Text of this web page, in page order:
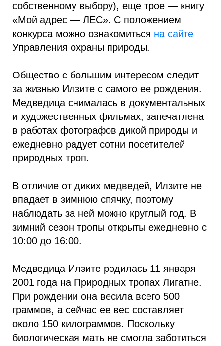
собственному выбору), еще трое — книгу
«Мой адрес — ЛЕС». С положением
конкурса можно ознакомиться на сайте
Управления охраны природы.
Общество с большим интересом следит
за жизнью Илзите с самого ее рождения.
Медведица снималась в документальных
и художественных фильмах, запечатлена
в работах фотографов дикой природы и
ежедневно радует сотни посетителей
природных троп.
В отличие от диких медведей, Илзите не
впадает в зимнюю спячку, поэтому
наблюдать за ней можно круглый год. В
зимний сезон тропы открыты ежедневно с
10:00 до 16:00.
Медведица Илзите родилась 11 января
2001 года на Природных тропах Лигатне.
При рождении она весила всего 500
граммов, а сейчас ее вес составляет
около 150 килограммов. Поскольку
биологическая мать не смогла заботиться